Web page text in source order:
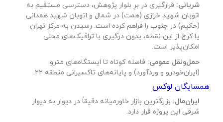
شریانی:قرارگیری در برِ بلوار پژوهش، دسترسی مستقیم به
اتوبان شهید خرازی (همت) در شمال و اتوبان شهید همدانی
(حکیم) در جنوب را فراهم کرده است. رسیدن به مرکز تهران
یا کرج از این نقطه، بدون درگیری با ترافیک‌های محلی
امکان‌پذیر است.
حمل‌ونقل عمومی:فاصله کوتاه تا ایستگاه‌های مترو
(ایران‌خودرو و وردآورد) و پایانه‌های تاکسیرانی منطقه ۲۲.
همسایگان لوکس
ایران‌مال:بزرگترین بازار خاورمیانه دقیقاً در دیوار به دیوار
شرقی این پروژه قرار دارد.